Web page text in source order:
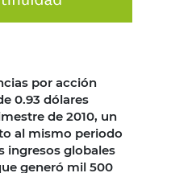
por acción
0.93 dólares
de 2010, un
al mismo periodo
ingresos globales
generó mil 500